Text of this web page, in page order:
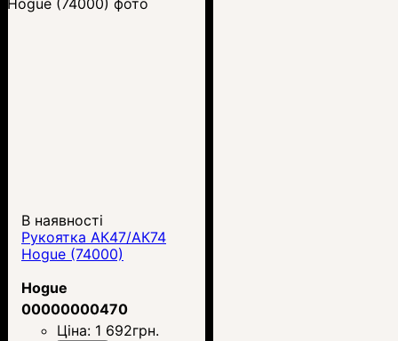
В наявності
Рукоятка АК47/АК74
Hogue (74000)
Hogue
00000000470
Ціна: 1 692грн.